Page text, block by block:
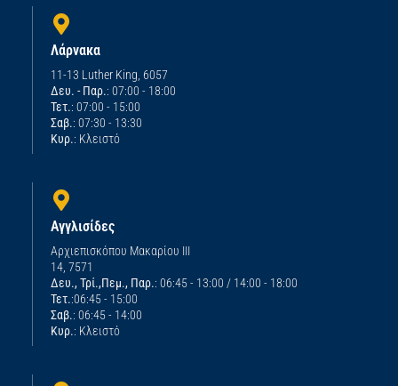
Λάρνακα
11-13 Luther King, 6057
Δευ. - Παρ.: 07:00 - 18:00
Τετ.: 07:00 - 15:00
Σαβ.: 07:30 - 13:30
Κυρ.: Κλειστό
Αγγλισίδες
Αρχιεπισκόπου Μακαρίου ΙΙΙ
14, 7571
Δευ., Τρί.,Πεμ., Παρ.: 06:45 - 13:00 / 14:00 - 18:00
Τετ.:06:45 - 15:00
Σαβ.: 06:45 - 14:00
Κυρ.: Κλειστό